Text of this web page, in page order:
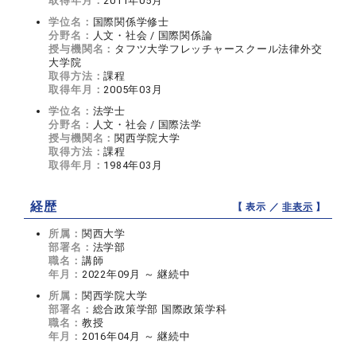
学位名： 国際関係学修士
分野名： 人文・社会 / 国際関係論
授与機関名： タフツ大学フレッチャースクール法律外交
大学院
取得方法：課程
取得年月：2005年03月
学位名： 法学士
分野名： 人文・社会 / 国際法学
授与機関名： 関西学院大学
取得方法：課程
取得年月： 1984年03月
経歴 【 表示 ／非表示 】
所属： 関西大学
部署名： 法学部
職名： 講師
年月： 2022年09月 ～ 継続中
所属： 関西学院大学
部署名： 総合政策学部 国際政策学科
職名： 教授
年月： 2016年04月 ～ 継続中